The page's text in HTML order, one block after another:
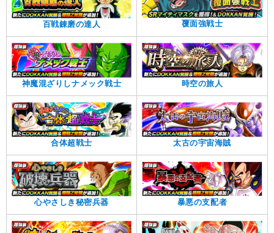
百戦錬磨の達人 覆面強戦士
神魔混ざりしナメック戦士 時空の旅人
合体超戦士 太古の宇宙海賊
心やさしき秘密兵器 暴悪の支配者